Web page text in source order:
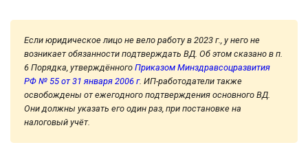
Если юридическое лицо не вело работу в 2023 г., у него не
возникает обязанности подтверждать ВД. Об этом сказано в п.
6 Порядка, утверждённого Приказом Минздравсоцразвития
РФ № 55 от 31 января 2006 г. ИП-работодатели также
освобождены от ежегодного подтверждения основного ВД.
Они должны указать его один раз, при постановке на
налоговый учёт.